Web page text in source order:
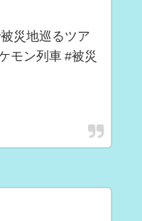
災地巡るツア
モン列車 #被災